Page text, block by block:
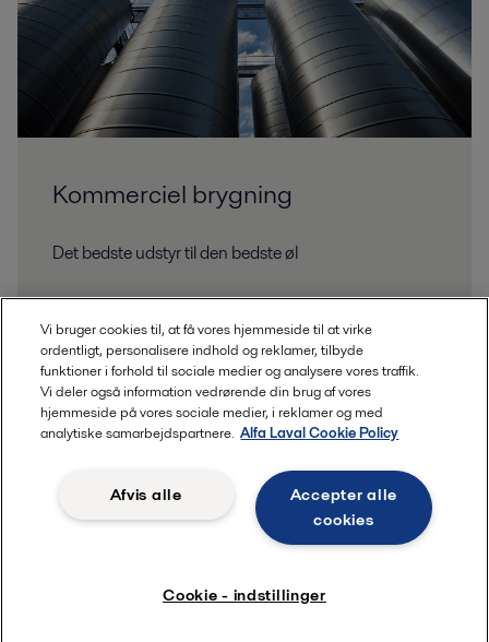
Kommerciel brygning
Det bedste udstyr til den bedste øl
Vi bruger cookies til, at få vores hjemmeside til at virke
ordentligt, personalisere indhold og reklamer, tilbyde
funktioner i forhold til sociale medier og analysere vores traffik.
Vi deler også information vedrørende din brug af vores
hjemmeside på vores sociale medier, i reklamer og med
analytiske samarbejdspartnere. Alfa Laval Cookie Policy
Accepter alle
cookies
Afvis alle
Cookie - indstillinger